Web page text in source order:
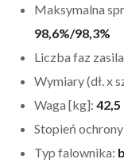
Maksymalna
98,6%/98,3%
Liczba faz
Wymiary (dł. x
Waga [kg]:42,5
Stopień
Typ falownika: